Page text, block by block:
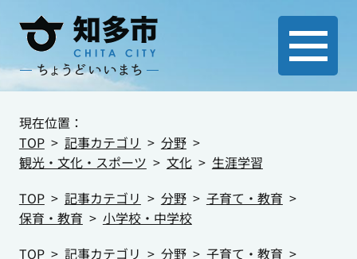
現在位置：
TOP
記事カテゴリ
分野
観光・文化・スポーツ
文化
生涯学習
TOP
記事カテゴリ 分野
子育て・教育
保育・教育
小学校・中学校
TOP
記事カテゴリ 分野
子育て・教育